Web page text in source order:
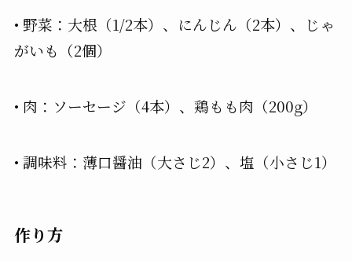
• 野菜 ：大根（1/2本）、にんじん（2本）、じゃ
がいも（2個）
• 肉 ：ソーセージ（4本）、鶏もも肉（200g）
• 調味料 ：薄口醤油（大さじ2）、塩（小さじ1）
作り方